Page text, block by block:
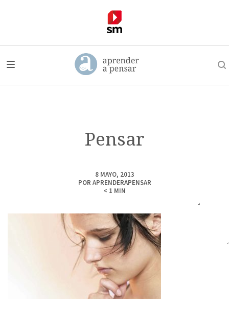
Pensar
8 MAYO, 2013
POR APRENDERAPENSAR
< 1 MIN